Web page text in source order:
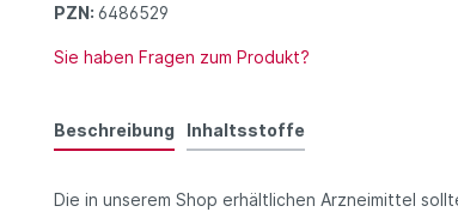
PZN: 6486529
Sie haben Fragen zum Produkt?
Beschreibung Inhaltsstoffe
Die in unserem Shop erhältlichen Arzneimittel